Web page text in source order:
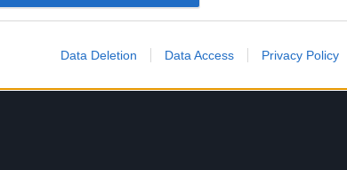
Data Deletion Data Access Privacy Policy